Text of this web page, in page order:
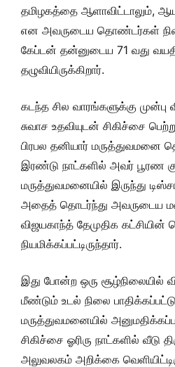
தமிழகத்தை ஆளாவிட்டாலும்,
என அவருடைய தொண்டர்கள்
கேப்டன் தன்னுடைய 71 வது
தழுவியிருக்கிறார்.
கடந்த சில வாரங்களுக்கு
சுவாச உதவியுடன் சிகிச்சை
பிரபல தனியார் மருத்துவமனை
இரண்டு நாட்களில் அவர் பூரண
மருத்துவமனையில் இருந்து
அதைத் தொடர்ந்து அவருடைய
விஜயகாந்த் தேமுதிக
நியமிக்கப்பட்டிருந்தார்.
இது போன்ற ஒரு சூழ்நிலையில்
மீண்டும் உடல் நிலை
மருத்துவமனையில்
சிகிச்சை ஓரிரு நாட்களில் வீடு
அலுவலகம் அறிக்கை